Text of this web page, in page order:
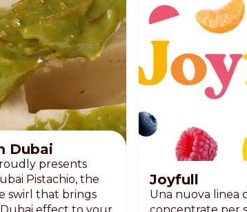
Dubai
presents
Pistachio, the
swirl that brings
Joyfull
Una nuova linea